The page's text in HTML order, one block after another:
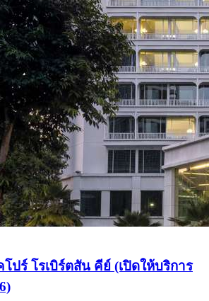
โปร์ โรเบิร์ตสัน คีย์ (เปิดให้บริการ